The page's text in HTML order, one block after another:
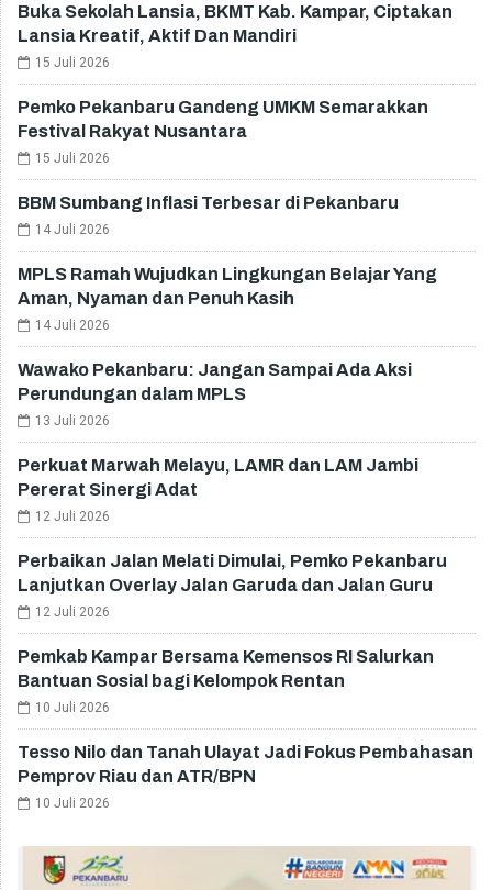
Buka Sekolah Lansia, BKMT Kab. Kampar, Ciptakan
Lansia Kreatif, Aktif Dan Mandiri
15 Juli 2026
Pemko Pekanbaru Gandeng UMKM Semarakkan
Festival Rakyat Nusantara
15 Juli 2026
BBM Sumbang Inflasi Terbesar di Pekanbaru
14 Juli 2026
MPLS Ramah Wujudkan Lingkungan Belajar Yang
Aman, Nyaman dan Penuh Kasih
14 Juli 2026
Wawako Pekanbaru: Jangan Sampai Ada Aksi
Perundungan dalam MPLS
13 Juli 2026
Perkuat Marwah Melayu, LAMR dan LAM Jambi
Pererat Sinergi Adat
12 Juli 2026
Perbaikan Jalan Melati Dimulai, Pemko Pekanbaru
Lanjutkan Overlay Jalan Garuda dan Jalan Guru
12 Juli 2026
Pemkab Kampar Bersama Kemensos RI Salurkan
Bantuan Sosial bagi Kelompok Rentan
10 Juli 2026
Tesso Nilo dan Tanah Ulayat Jadi Fokus Pembahasan
Pemprov Riau dan ATR/BPN
10 Juli 2026